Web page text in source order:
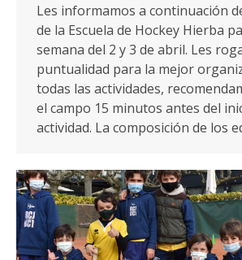
Les informamos a continuación
de la Escuela de Hockey Hierba
semana del 2 y 3 de abril. Les
puntualidad para la mejor
todas las actividades,
el campo 15 minutos antes del
actividad. La composición de los